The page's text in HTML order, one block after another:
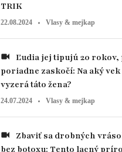
TRIK
22.08.2024 Vlasy & mejkap
poriadne zaskočí: Na aký
vyzerá táto žena?
24.07.2024 Vlasy & mejkap
bez botoxu: Tento lacný